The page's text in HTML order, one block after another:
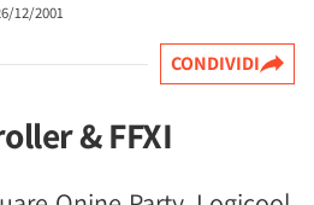
12/2001
CONDIVIDI
& FFXI